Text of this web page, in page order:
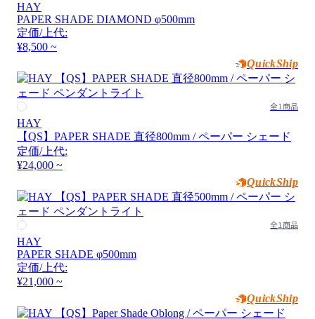
HAY
PAPER SHADE DIAMOND φ500mm
定価/上代:
¥8,500 ~
QuickShip
全1商品
HAY
【QS】PAPER SHADE 直径800mm / ペーパー シェード
定価/上代:
¥24,000 ~
QuickShip
全1商品
HAY
PAPER SHADE φ500mm
定価/上代:
¥21,000 ~
QuickShip